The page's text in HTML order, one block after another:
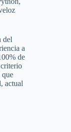
del
a
de
que
actual